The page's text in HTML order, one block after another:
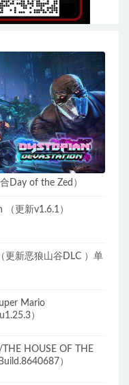
Day of the Zed）
（更新v1.6.1）
更新恶狼山谷DLC ）单
Mario
）
HOUSE OF THE
）